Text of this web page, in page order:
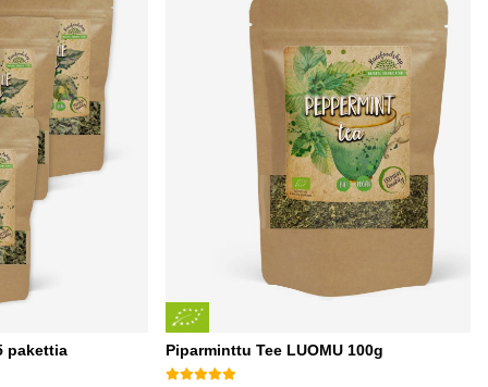
pakettia Piparminttu Tee LUOMU 100g